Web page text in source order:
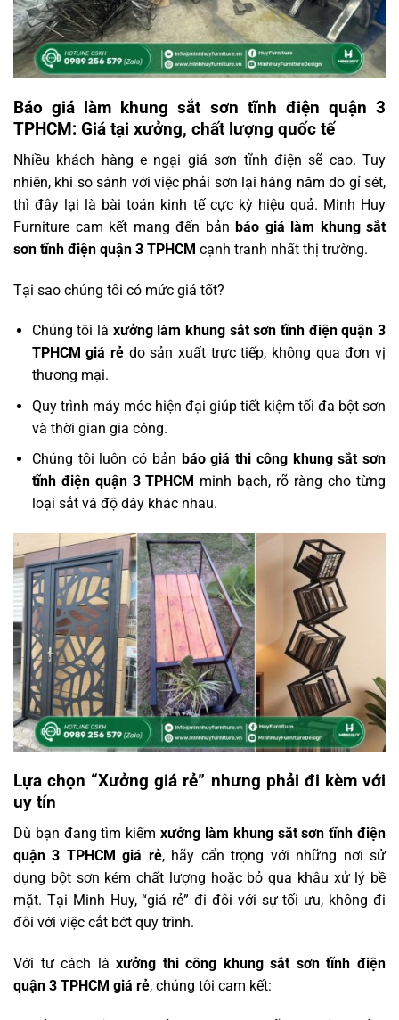
Báo giá làm khung sắt sơn tĩnh điện quận 3
TPHCM: Giá tại xưởng, chất lượng quốc tế
Nhiều khách hàng e ngại giá sơn tĩnh điện sẽ cao. Tuy
nhiên, khi so sánh với việc phải sơn lại hàng năm do gỉ sét,
thì đây lại là bài toán kinh tế cực kỳ hiệu quả. Minh Huy
Furniture cam kết mang đến bản báo giá làm khung sắt
sơn tĩnh điện quận 3 TPHCM cạnh tranh nhất thị trường.
Tại sao chúng tôi có mức giá tốt?
Chúng tôi là xưởng làm khung sắt sơn tĩnh điện quận 3
TPHCM giá rẻ do sản xuất trực tiếp, không qua đơn vị
thương mại.
Quy trình máy móc hiện đại giúp tiết kiệm tối đa bột sơn
và thời gian gia công.
Chúng tôi luôn có bản báo giá thi công khung sắt sơn
tĩnh điện quận 3 TPHCM minh bạch, rõ ràng cho từng
loại sắt và độ dày khác nhau.
Lựa chọn “Xưởng giá rẻ” nhưng phải đi kèm với
uy tín
Dù bạn đang tìm kiếmxưởng làm khung sắt sơn tĩnh điện
quận 3 TPHCM giá rẻ, hãy cẩn trọng với những nơi sử
dụng bột sơn kém chất lượng hoặc bỏ qua khâu xử lý bề
mặt. Tại Minh Huy, “giá rẻ” đi đôi với sự tối ưu, không đi
đôi với việc cắt bớt quy trình.
Với tư cách làxưởng thi công khung sắt sơn tĩnh điện
quận 3 TPHCM giá rẻ, chúng tôi cam kết: